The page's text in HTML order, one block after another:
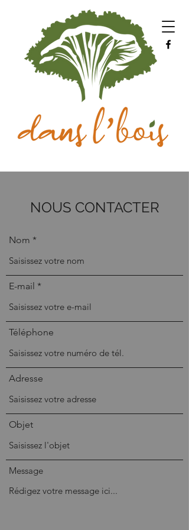
NOUS CONTACTER
Nom
E-mail
Téléphone
Adresse
Objet
Message